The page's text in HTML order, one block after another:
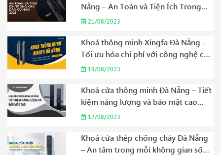
Nẵng – An Toàn và Tiện Ích Trong
Khu Dân Cư Năm 2023
21/08/2023
Khoá thông minh Xingfa Đà Nẵng –
Tối ưu hóa chi phí với công nghệ cao
cấp Năm 2023
19/08/2023
Khoá cửa thông minh Đà Nẵng – Tiết
kiệm năng lượng và bảo mật cao
Năm 2023
17/08/2023
Khoá cửa thép chống cháy Đà Nẵng
– An tâm trong mỗi không gian sống